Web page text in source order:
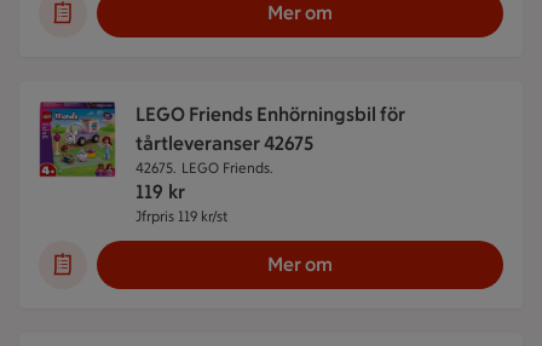
Mer om
LEGO Friends Enhörningsbil för
tårtleveranser 42675
42675. LEGO Friends.
119 kr
Jfrpris 119 kr/st
Mer om